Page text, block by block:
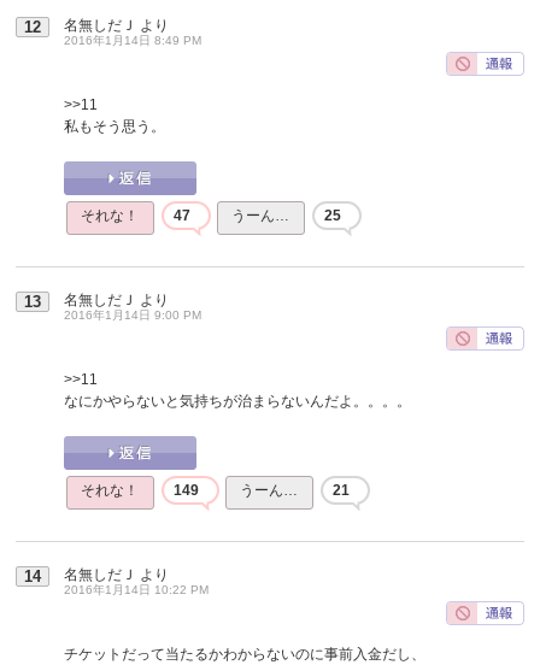
12 名無しだＪ より
2016年1月14日 8:49 PM
>>11
私もそう思う。
それな！ 47 うーん… 25
13 名無しだＪ より
2016年1月14日 9:00 PM
>>11
なにかやらないと気持ちが治まらないんだよ。。。。
それな！ 149 うーん… 21
14 名無しだＪ より
2016年1月14日 10:22 PM
チケットだって当たるかわからないのに事前入金だし、